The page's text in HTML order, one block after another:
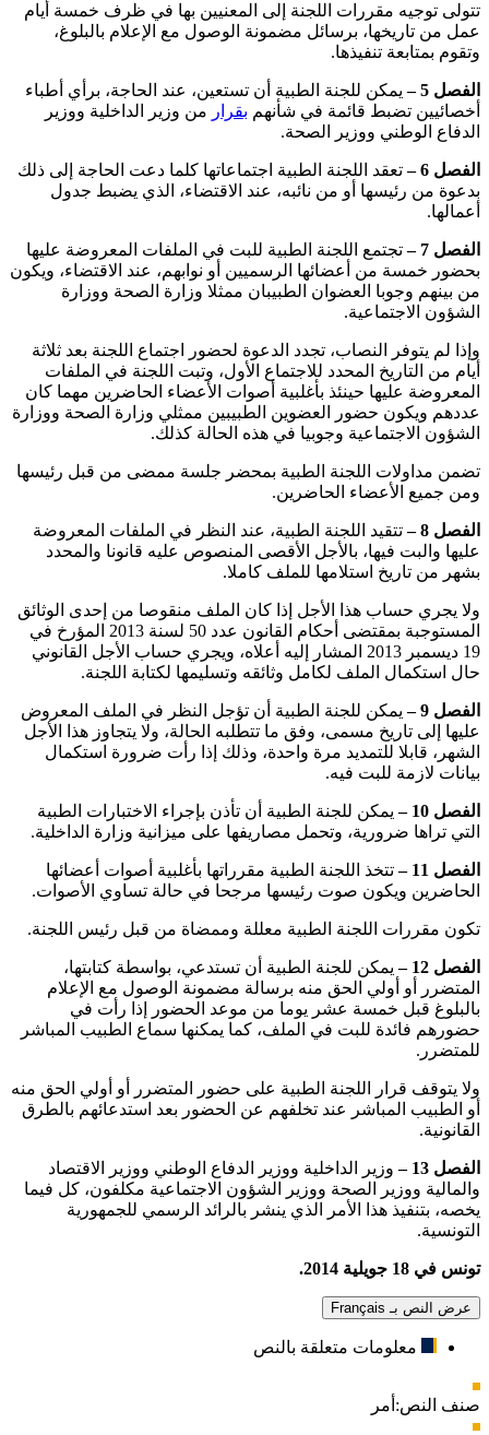
تتولى توجيه مقررات اللجنة إلى المعنيين بها في ظرف خمسة أيام
عمل من تاريخها، برسائل مضمونة الوصول مع الإعلام بالبلوغ،
وتقوم بمتابعة تنفيذها.
الفصل 5 –
يمكن للجنة الطبية أن تستعين، عند الحاجة، برأي أطباء
أخصائيين تضبط قائمة في شأنهم بقرار من وزير الداخلية ووزير
الدفاع الوطني ووزير الصحة.
الفصل 6 –
تعقد اللجنة الطبية اجتماعاتها كلما دعت الحاجة إلى ذلك
بدعوة من رئيسها أو من نائبه، عند الاقتضاء، الذي يضبط جدول
أعمالها.
الفصل 7 –
تجتمع اللجنة الطبية للبت في الملفات المعروضة عليها
بحضور خمسة من أعضائها الرسميين أو نوابهم، عند الاقتضاء، ويكون
من بينهم وجوبا العضوان الطبيبان ممثلا وزارة الصحة ووزارة
الشؤون الاجتماعية.
وإذا لم يتوفر النصاب، تجدد الدعوة لحضور اجتماع اللجنة بعد ثلاثة
أيام من التاريخ المحدد للاجتماع الأول، وتبت اللجنة في الملفات
المعروضة عليها حينئذ بأغلبية أصوات الأعضاء الحاضرين مهما كان
عددهم ويكون حضور العضوين الطبيبين ممثلي وزارة الصحة ووزارة
الشؤون الاجتماعية وجوبيا في هذه الحالة كذلك.
تضمن مداولات اللجنة الطبية بمحضر جلسة ممضى من قبل رئيسها
ومن جميع الأعضاء الحاضرين.
الفصل 8 –
تتقيد اللجنة الطبية، عند النظر في الملفات المعروضة
عليها والبت فيها، بالأجل الأقصى المنصوص عليه قانونا والمحدد
بشهر من تاريخ استلامها للملف كاملا.
ولا يجري حساب هذا الأجل إذا كان الملف منقوصا من إحدى الوثائق
المستوجبة بمقتضى أحكام القانون عدد 50 لسنة 2013 المؤرخ في
19 ديسمبر 2013 المشار إليه أعلاه، ويجري حساب الأجل القانوني
حال استكمال الملف لكامل وثائقه وتسليمها لكتابة اللجنة.
الفصل 9 –
يمكن للجنة الطبية أن تؤجل النظر في الملف المعروض
عليها إلى تاريخ مسمى، وفق ما تتطلبه الحالة، ولا يتجاوز هذا الأجل
الشهر، قابلا للتمديد مرة واحدة، وذلك إذا رأت ضرورة استكمال
بيانات لازمة للبت فيه.
الفصل 10 –
يمكن للجنة الطبية أن تأذن بإجراء الاختبارات الطبية
التي تراها ضرورية، وتحمل مصاريفها على ميزانية وزارة الداخلية.
الفصل 11 –
تتخذ اللجنة الطبية مقرراتها بأغلبية أصوات أعضائها
الحاضرين ويكون صوت رئيسها مرجحا في حالة تساوي الأصوات.
تكون مقررات اللجنة الطبية معللة وممضاة من قبل رئيس اللجنة.
الفصل 12 –
يمكن للجنة الطبية أن تستدعي، بواسطة كتابتها،
المتضرر أو أولي الحق منه برسالة مضمونة الوصول مع الإعلام
بالبلوغ قبل خمسة عشر يوما من موعد الحضور إذا رأت في
حضورهم فائدة للبت في الملف، كما يمكنها سماع الطبيب المباشر
للمتضرر.
ولا يتوقف قرار اللجنة الطبية على حضور المتضرر أو أولي الحق منه
أو الطبيب المباشر عند تخلفهم عن الحضور بعد استدعائهم بالطرق
القانونية.
الفصل 13 –
وزير الداخلية ووزير الدفاع الوطني ووزير الاقتصاد
والمالية ووزير الصحة ووزير الشؤون الاجتماعية مكلفون، كل فيما
يخصه، بتنفيذ هذا الأمر الذي ينشر بالرائد الرسمي للجمهورية
التونسية.
تونس في 18 جويلية 2014.
عرض النص بـ Français
معلومات متعلقة بالنص
صنف النص: أمر